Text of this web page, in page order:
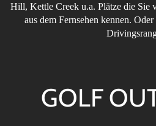
Hill, Kettle Creek u.a. Plätze die Sie
aus dem Fernsehen kennen.
GOLF